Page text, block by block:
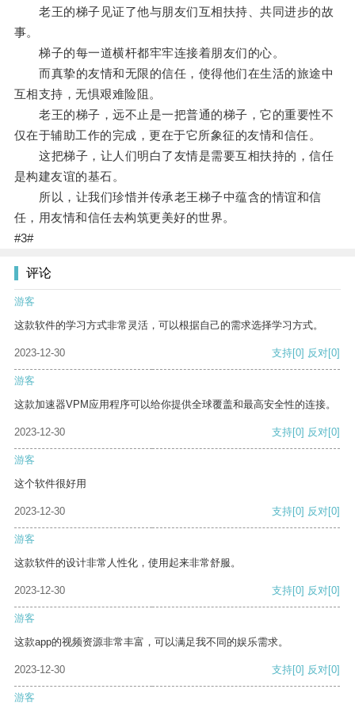
老王的梯子见证了他与朋友们互相扶持、共同进步的故
事。
梯子的每一道横杆都牢牢连接着朋友们的心。
而真挚的友情和无限的信任，使得他们在生活的旅途中
互相支持，无惧艰难险阻。
老王的梯子，远不止是一把普通的梯子，它的重要性不
仅在于辅助工作的完成，更在于它所象征的友情和信任。
这把梯子，让人们明白了友情是需要互相扶持的，信任
是构建友谊的基石。
所以，让我们珍惜并传承老王梯子中蕴含的情谊和信
任，用友情和信任去构筑更美好的世界。
#3#
评论
游客
这款软件的学习方式非常灵活，可以根据自己的需求选择学习方式。
2023-12-30 支持[0] 反对[0]
游客
这款加速器VPM应用程序可以给你提供全球覆盖和最高安全性的连接。
2023-12-30 支持[0] 反对[0]
游客
这个软件很好用
2023-12-30 支持[0] 反对[0]
游客
这款软件的设计非常人性化，使用起来非常舒服。
2023-12-30 支持[0] 反对[0]
游客
这款app的视频资源非常丰富，可以满足我不同的娱乐需求。
2023-12-30 支持[0] 反对[0]
游客